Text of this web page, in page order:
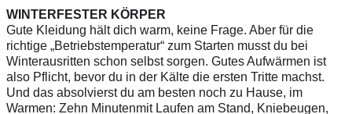
WINTERFESTER KÖRPER
Gute Kleidung hält dich warm, keine Frage. Aber für die
richtige „Betriebstemperatur“ zum Starten musst du bei
Winterausritten schon selbst sorgen. Gutes Aufwärmen ist
also Pflicht, bevor du in der Kälte die ersten Tritte machst.
Und das absolvierst du am besten noch zu Hause, im
Warmen: Zehn Minutenmit Laufen am Stand, Kniebeugen,